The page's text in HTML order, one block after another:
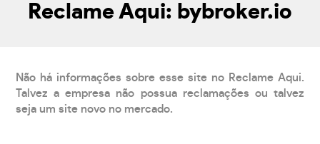
Reclame Aqui: bybroker.io
Não há informações sobre esse site no Reclame Aqui.
Talvez a empresa não possua reclamações ou talvez
seja um site novo no mercado.